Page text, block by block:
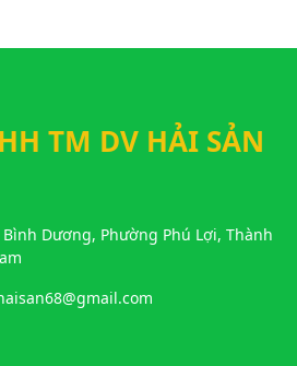
Cua hoàng đế (King Crab) sinh
nhiên khắc nghiệt giúp thịt cua
săn chắc và thơm ngọt tự nhiên.
đảm bảo độ tươi ngon nhất khi
TM DV HẢI SẢN
Bình Dương, Phường Phú Lợi, Thành